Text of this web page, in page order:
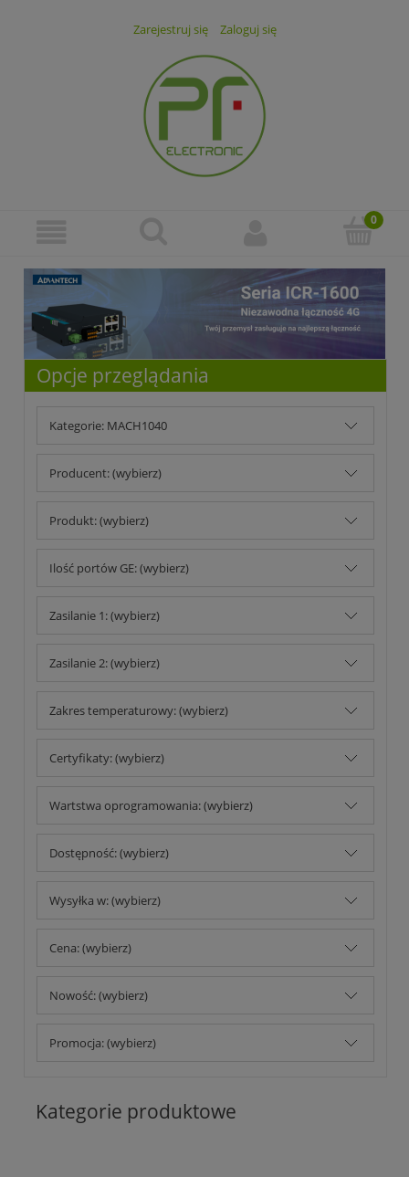
Zarejestruj się Zaloguj się
Opcje przeglądania
Kategorie: MACH1040
Producent: (wybierz)
Produkt: (wybierz)
Ilość portów GE: (wybierz)
Zasilanie 1: (wybierz)
Zasilanie 2: (wybierz)
Zakres temperaturowy: (wybierz)
Certyfikaty: (wybierz)
Wartstwa oprogramowania: (wybierz)
Dostępność: (wybierz)
Wysyłka w: (wybierz)
Cena: (wybierz)
Nowość: (wybierz)
Promocja: (wybierz)
Kategorie produktowe